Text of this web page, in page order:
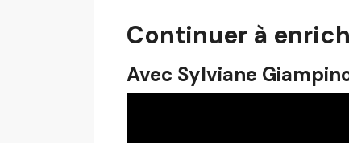
Continuer à
Avec Sylviane